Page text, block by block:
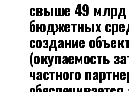
свыше 49 млрд
бюджетных
создание
(окупаемость
частного